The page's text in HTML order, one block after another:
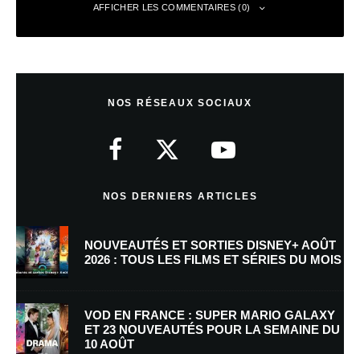
AFFICHER LES COMMENTAIRES (0)
NOS RÉSEAUX SOCIAUX
NOS DERNIERS ARTICLES
NOUVEAUTÉS ET SORTIES DISNEY+ AOÛT
2026 : TOUS LES FILMS ET SÉRIES DU MOIS
VOD EN FRANCE : SUPER MARIO GALAXY
ET 23 NOUVEAUTÉS POUR LA SEMAINE DU
10 AOÛT